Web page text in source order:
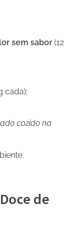
sem sabor (12
cada);
cozido na
de